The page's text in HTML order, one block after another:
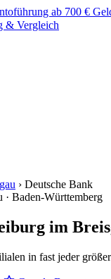
ab 700 €
& Vergleich
› Deutsche Bank
· Baden-Württemberg
im
in fast jeder